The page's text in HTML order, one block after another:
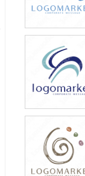
39,800円
(税込43,780円)
49,800円
(税込54,780円)